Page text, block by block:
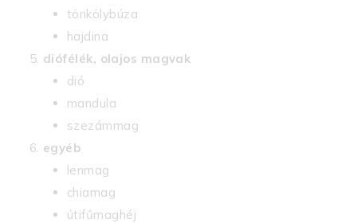
tönkölybúza
hajdina
diófélék, olajos magvak
dió
mandula
szezámmag
egyéb
lenmag
chiamag
útifűmaghéj